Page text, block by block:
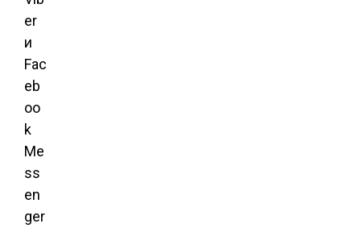
er
и
Fac
eb
oo
k
Me
ss
en
ger